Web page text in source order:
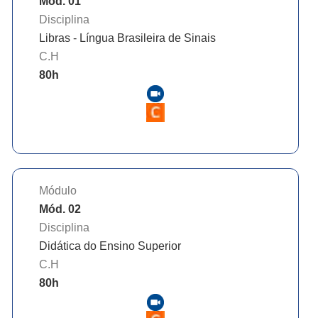
Disciplina
Libras - Língua Brasileira de Sinais
C.H
80h
Módulo
Mód. 02
Disciplina
Didática do Ensino Superior
C.H
80h